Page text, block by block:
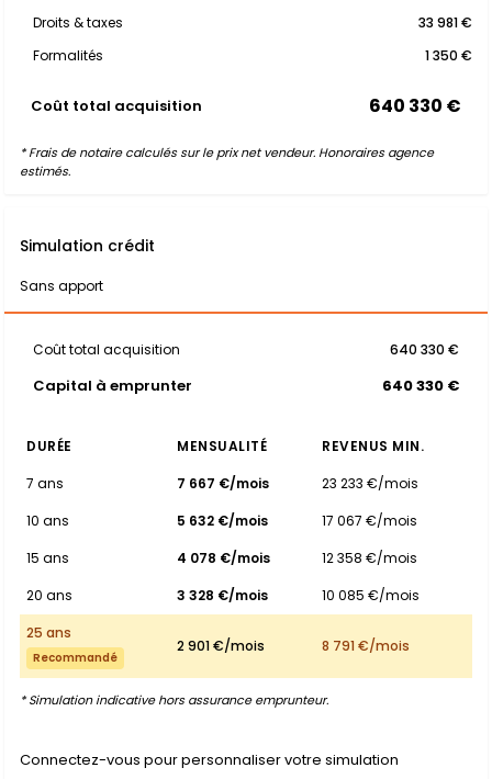
Droits & taxes
33 981 €
Formalités
1 350 €
Coût total acquisition 640 330 €
* Frais de notaire calculés sur le prix net vendeur. Honoraires agence
estimés.
Simulation crédit
Sans apport
Coût total acquisition 640 330 €
Capital à emprunter 640 330 €
DURÉE MENSUALITÉ
REVENUS MIN.
7 ans
7 667 €/mois
23 233 €/mois
10 ans
5 632 €/mois
17 067 €/mois
15 ans
4 078 €/mois
12 358 €/mois
20 ans
3 328 €/mois
10 085 €/mois
25 ans
Recommandé
2 901 €/mois 8 791 €/mois
* Simulation indicative hors assurance emprunteur.
Connectez-vous pour personnaliser votre simulation